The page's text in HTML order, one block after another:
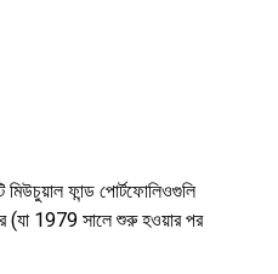
ফান্ড পোর্টফোলিওগুলি
(যা 1979 সালে শুরু হওয়ার পর